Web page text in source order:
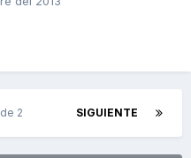
SIGUIENTE
2